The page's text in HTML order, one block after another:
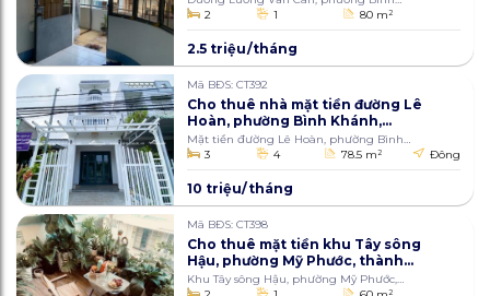
Khánh, Long Xuyên
2 1 80 m2
2.5 triệu/tháng
Mã BĐS: CT392
Cho thuê nhà mặt tiền đường Lê
Hoàn, phường Bình Khánh,
thành phố Long Xuyên, An
Giang 78,5m2
Mặt tiền đường Lê Hoàn, phường Bình
Khánh, thành phố Long Xuyên
3 4 78.5 m2 Đông
10 triệu/tháng
Mã BĐS: CT398
Cho thuê mặt tiền khu Tây sông
Hậu, phường Mỹ Phước, thành
phố Long Xuyên, An Giang 60m2
Khu Tây sông Hậu, phường Mỹ Phước,
thành phố Long Xuyên
2